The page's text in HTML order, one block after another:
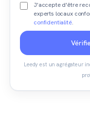
J'accepte d'être
experts locaux
confidentialité.
Leedy est un agrégateur